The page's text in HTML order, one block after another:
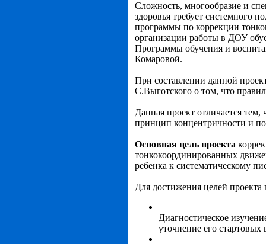
Сложность, многообразие и
здоровья требует системного
программы по коррекции
организации работы в ДОУ
Программы обучения и
Комаровой.
При составлении данной
С.Выготского о том, что
Данная проект отличается тем,
принцип концентричности и
Основная цель проекта
тонкокоординированных
ребенка к систематическому
Для достижения целей
Диагностическое
уточнение его стартовых